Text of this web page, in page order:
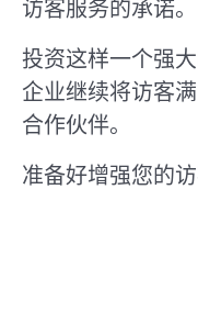
访客服务的承诺。
投资这样一个强
企业继续将访客
合作伙伴。
准备好增强您的